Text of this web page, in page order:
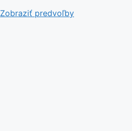
Zobraziť predvoľby